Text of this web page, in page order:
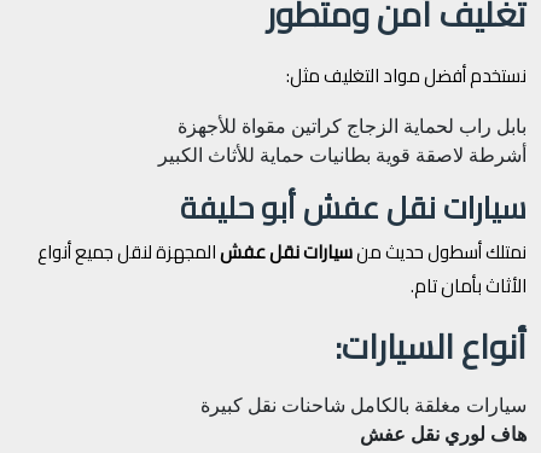
تغليف آمن ومتطور
نستخدم أفضل مواد التغليف مثل:
بابل راب لحماية الزجاج كراتين مقواة للأجهزة
أشرطة لاصقة قوية بطانيات حماية للأثاث الكبير
سيارات نقل عفش أبو حليفة
نمتلك أسطول حديث منسيارات نقل عفشالمجهزة لنقل جميع أنواع
الأثاث بأمان تام.
أنواع السيارات:
سيارات مغلقة بالكامل شاحنات نقل كبيرة
هاف لوري نقل عفش